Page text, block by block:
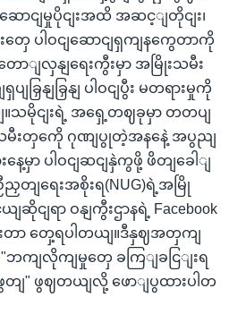
ဆောငျမှုပိုငျးအထိ အဆင့ျတိုငျး၊
ေ ပါဝငျဆောငျရှကျနကွေတာကို
ောျလှနျရေးကွီးမှာ အမြိုးသမီး
ခြှနျခြှနျ ပါဝငျပွီး မတရားမှုကို
မိုငျးရဲ့ အရှေ့တဈခုမှာ တတပျ
မီးတှကေို ဂုဏျပွုတဲ့အနနေဲ့ အပွညျ
နေ့မှာ ပါဝငျဆငျနှဲကွဖို့ ဖိတျခေါျ
တျရေးအစိုးရ(NUG)ရဲ့အမြို
ငျရာ ဝနျကွီးဌာနရဲ့ Facebook
းတာ တှေ့ရပါတယျ။ဒီနှဈအတှကျ
ဘကျလိုကျမှုတှေ ခကြျခငြျးရ
တျ" ဖွဈတယျလို့ ဖောျပွထားပါတ